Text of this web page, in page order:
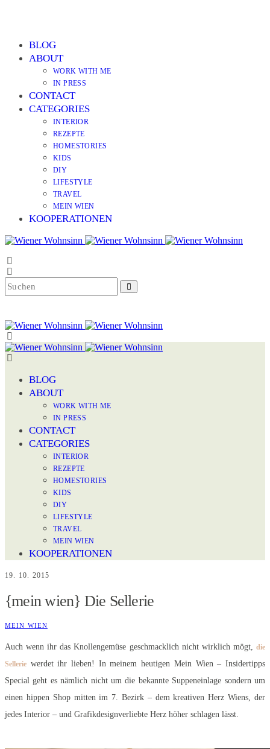
BLOG
ABOUT
WORK WITH ME
IN PRESS
CONTACT
CATEGORIES
INTERIOR
REZEPTE
HOMESTORIES
KIDS
DIY
LIFESTYLE
TRAVEL
MEIN WIEN
KOOPERATIONEN
BLOG
ABOUT
WORK WITH ME
IN PRESS
CONTACT
CATEGORIES
INTERIOR
REZEPTE
HOMESTORIES
KIDS
DIY
LIFESTYLE
TRAVEL
MEIN WIEN
KOOPERATIONEN
19. 10. 2015
{mein wien} Die Sellerie
MEIN WIEN
Auch wenn ihr das Knollengemüse geschmacklich nicht wirklich mögt, die
Sellerie werdet ihr lieben! In meinem heutigen Mein Wien – Insidertipps
Special geht es nämlich nicht um die bekannte Suppeneinlage sondern um
einen hippen Shop mitten im 7. Bezirk – dem kreativen Herz Wiens, der
jedes Interior – und Grafikdesignverliebte Herz höher schlagen lässt.